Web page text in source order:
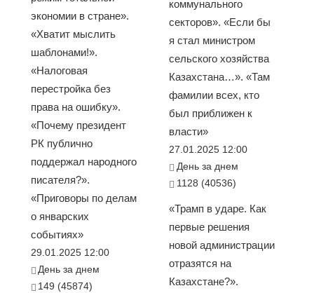
экономии в стране».
«Хватит мыслить
шаблонами!».
«Налоговая
перестройка без
права на ошибку».
«Почему президент
РК публично
поддержал народного
писателя?».
«Приговоры по делам
о январских
событиях»
29.01.2025 12:00
День за днем
149 (45874)
коммунального
секторов». «Если бы
я стал министром
сельского хозяйства
Казахстана…». «Там
фамилии всех, кто
был приближен к
власти»
27.01.2025 12:00
День за днем
1128 (40536)
«Трамп в ударе. Как
первые решения
новой администрации
отразятся на
Казахстане?».